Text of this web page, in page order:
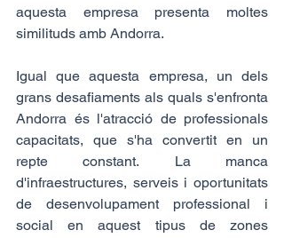
aquesta empresa presenta moltes
similituds amb Andorra.
Igual que aquesta empresa, un dels
grans desafiaments als quals s'enfronta
Andorra és l'atracció de professionals
capacitats, que s'ha convertit en un
repte constant. La manca
d'infraestructures, serveis i oportunitats
de desenvolupament professional i
social en aquest tipus de zones